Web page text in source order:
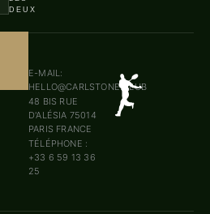
DEUX
E-MAIL:
HELLO@CARLSTONE.CLUB
48 BIS RUE
D'ALÉSIA 75014
PARIS FRANCE
TÉLÉPHONE :
+33 6 59 13 36
25